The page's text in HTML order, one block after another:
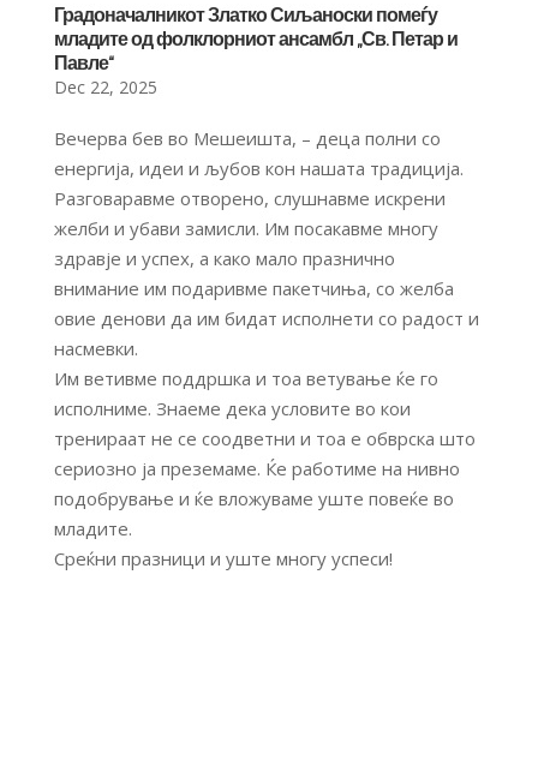
Градоначалникот Златко Сиљаноски помеѓу
младите од фолклорниот ансамбл „Св. Петар и
Павле“
Dec 22, 2025
Вечерва бев во Мешеишта, – деца полни со
енергија, идеи и љубов кон нашата традиција.
Разговаравме отворено, слушнавме искрени
желби и убави замисли. Им посакавме многу
здравје и успех, а како мало празнично
внимание им подаривме пакетчиња, со желба
овие денови да им бидат исполнети со радост и
насмевки.
Им ветивме поддршка и тоа ветување ќе го
исполниме. Знаеме дека условите во кои
тренираат не се соодветни и тоа е обврска што
сериозно ја преземаме. Ќе работиме на нивно
подобрување и ќе вложуваме уште повеќе во
младите.
Среќни празници и уште многу успеси!